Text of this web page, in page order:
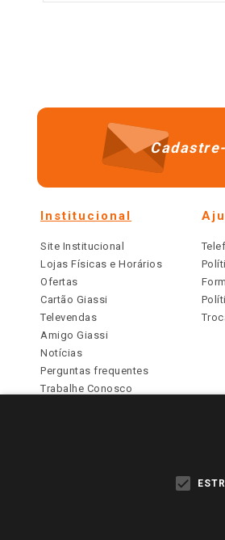
Institucional
Site Institucional
Lojas Físicas e Horários
Ofertas
Cartão Giassi
Televendas
Amigo Giassi
Notícias
Perguntas frequentes
Trabalhe Conosco
PARA VER
TODOS OS PREÇOS E